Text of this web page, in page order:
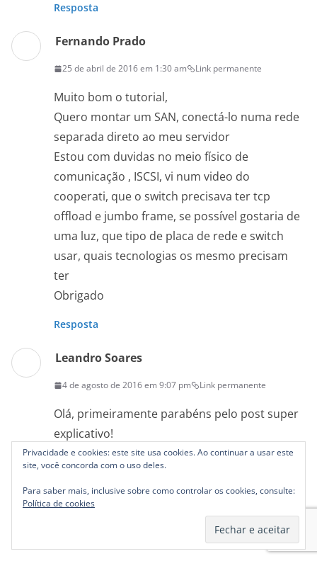
Resposta
Fernando Prado
25 de abril de 2016 em 1:30 am Link permanente
Muito bom o tutorial,
Quero montar um SAN, conectá-lo numa rede
separada direto ao meu servidor
Estou com duvidas no meio físico de
comunicação , ISCSI, vi num video do
cooperati, que o switch precisava ter tcp
offload e jumbo frame, se possível gostaria de
uma luz, que tipo de placa de rede e switch
usar, quais tecnologias os mesmo precisam
ter
Obrigado
Resposta
Leandro Soares
4 de agosto de 2016 em 9:07 pm Link permanente
Olá, primeiramente parabéns pelo post super
explicativo!
Minha dúvida é: posso criar um único
Storage_iSCSI.file para armazenar e rodar 09
VMs no Hyper-V por exemplo?
Obrigado desde já!
Privacidade e cookies: este site usa cookies. Ao continuar a usar este
site, você concorda com o uso deles.
Para saber mais, inclusive sobre como controlar os cookies, consulte:
Política de cookies